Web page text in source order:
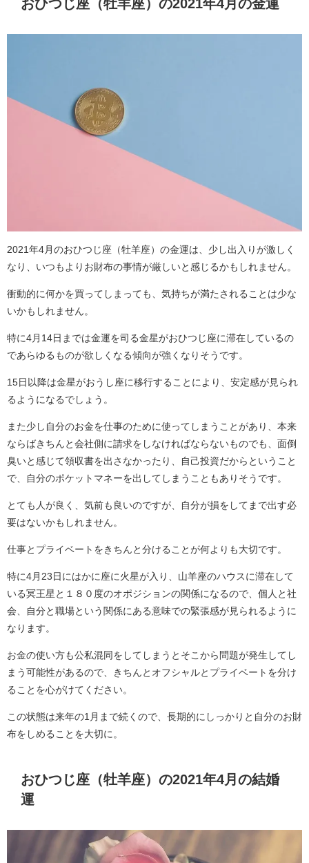
おひつじ座（牡羊座）の2021年4月の金運
2021年4月のおひつじ座（牡羊座）の金運は、少し出入りが激しく
なり、いつもよりお財布の事情が厳しいと感じるかもしれません。
衝動的に何かを買ってしまっても、気持ちが満たされることは少な
いかもしれません。
特に4月14日までは金運を司る金星がおひつじ座に滞在しているの
であらゆるものが欲しくなる傾向が強くなりそうです。
15日以降は金星がおうし座に移行することにより、安定感が見られ
るようになるでしょう。
また少し自分のお金を仕事のために使ってしまうことがあり、本来
ならばきちんと会社側に請求をしなければならないものでも、面倒
臭いと感じて領収書を出さなかったり、自己投資だからということ
で、自分のポケットマネーを出してしまうこともありそうです。
とても人が良く、気前も良いのですが、自分が損をしてまで出す必
要はないかもしれません。
仕事とプライベートをきちんと分けることが何よりも大切です。
特に4月23日にはかに座に火星が入り、山羊座のハウスに滞在して
いる冥王星と１８０度のオポジションの関係になるので、個人と社
会、自分と職場という関係にある意味での緊張感が見られるように
なります。
お金の使い方も公私混同をしてしまうとそこから問題が発生してし
まう可能性があるので、きちんとオフシャルとプライベートを分け
ることを心がけてください。
この状態は来年の1月まで続くので、長期的にしっかりと自分のお財
布をしめることを大切に。
おひつじ座（牡羊座）の2021年4月の結婚
運